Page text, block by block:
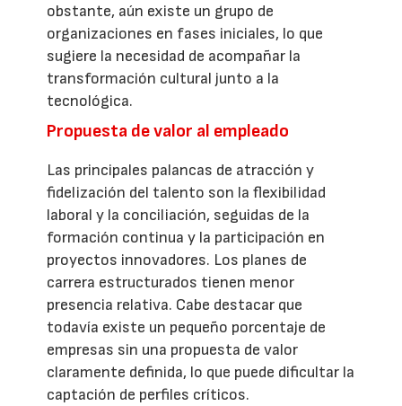
obstante, aún existe un grupo de
organizaciones en fases iniciales, lo que
sugiere la necesidad de acompañar la
transformación cultural junto a la
tecnológica.
Propuesta de valor al empleado
Las principales palancas de atracción y
fidelización del talento son la flexibilidad
laboral y la conciliación, seguidas de la
formación continua y la participación en
proyectos innovadores. Los planes de
carrera estructurados tienen menor
presencia relativa. Cabe destacar que
todavía existe un pequeño porcentaje de
empresas sin una propuesta de valor
claramente definida, lo que puede dificultar la
captación de perfiles críticos.